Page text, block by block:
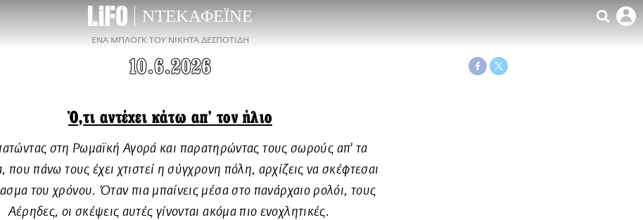
ΝΤΕΚΑΦΕΪΝΕ
ΕΝΑ ΜΠΛΟΓΚ ΤΟΥ ΝΙΚΗΤΑ ΔΕΣΠΟΤΙΔΗ
10.6.2026
Ό,τι αντέχει κάτω απ’ τον ήλιο
στη Ρωμαϊκή Αγορά και παρατηρώντας τους σωρούς απ' τα
που πάνω τους έχει χτιστεί η σύγχρονη πόλη, αρχίζεις να σκέφτεσαι
του χρόνου. Όταν πια μπαίνεις μέσα στο πανάρχαιο ρολόι, τους
Αέρηδες, οι σκέψεις αυτές γίνονται ακόμα πιο ενοχλητικές.